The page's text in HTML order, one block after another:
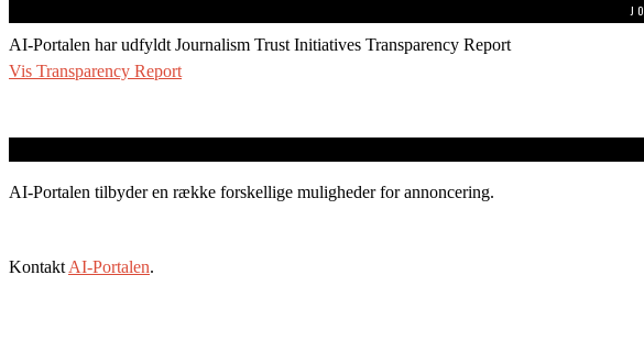
AI-Portalen har udfyldt Journalism Trust Initiatives Transparency Report
Vis Transparency Report
AI-Portalen tilbyder en række forskellige muligheder for annoncering.
Kontakt AI-Portalen.